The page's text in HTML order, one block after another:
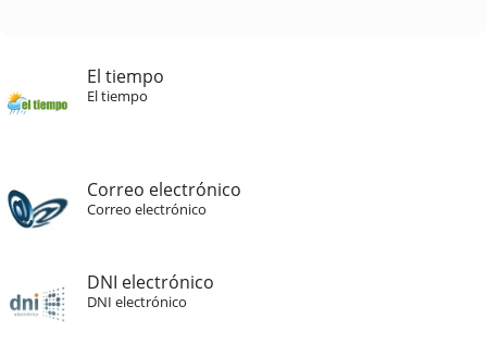
El tiempo
El tiempo
Correo electrónico
Correo electrónico
DNI electrónico
DNI electrónico